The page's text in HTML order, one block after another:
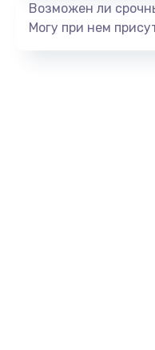
Возможен ли
Могу при нем